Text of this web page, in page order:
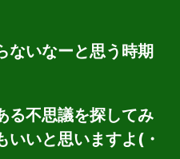
ないなーと思う時期
る不思議を探してみ
いいと思いますよ(・